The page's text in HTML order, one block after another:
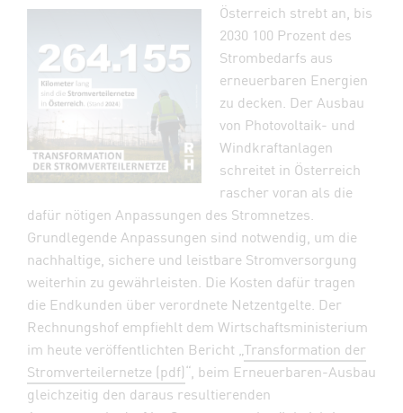
Österreich strebt an, bis
2030 100 Prozent des
Strombedarfs aus
erneuerbaren Energien
zu decken. Der Ausbau
von Photovoltaik- und
Windkraftanlagen
schreitet in Österreich
rascher voran als die
dafür nötigen Anpassungen des Stromnetzes.
Grundlegende Anpassungen sind notwendig, um die
nachhaltige, sichere und leistbare Stromversorgung
weiterhin zu gewährleisten. Die Kosten dafür tragen
die Endkunden über verordnete Netzentgelte. Der
Rechnungshof empfiehlt dem Wirtschaftsministerium
im heute veröffentlichten Bericht „Transformation der
Stromverteilernetze (pdf)“, beim Erneuerbaren-Ausbau
gleichzeitig den daraus resultierenden